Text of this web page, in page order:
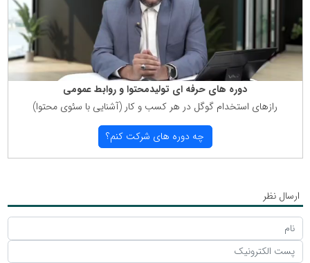
دوره های حرفه ای تولیدمحتوا و روابط عمومی
رازهای استخدام گوگل در هر كسب و كار (آشنایی با سئوی محتوا)
چه دوره های شركت كنم؟
ارسال نظر